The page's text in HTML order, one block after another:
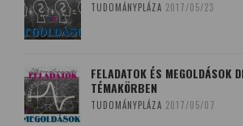
TUDOMÁNYPLÁZA 2017/05/23
FELADATOK ÉS MEGOLDÁSOK
TÉMAKÖRBEN
TUDOMÁNYPLÁZA 2017/05/07